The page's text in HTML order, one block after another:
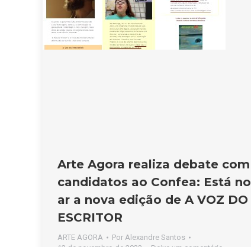
Arte Agora realiza debate com
candidatos ao Confea: Está no
ar a nova edição de A VOZ DO
ESCRITOR
ARTE AGORA Por Alexandre Santos